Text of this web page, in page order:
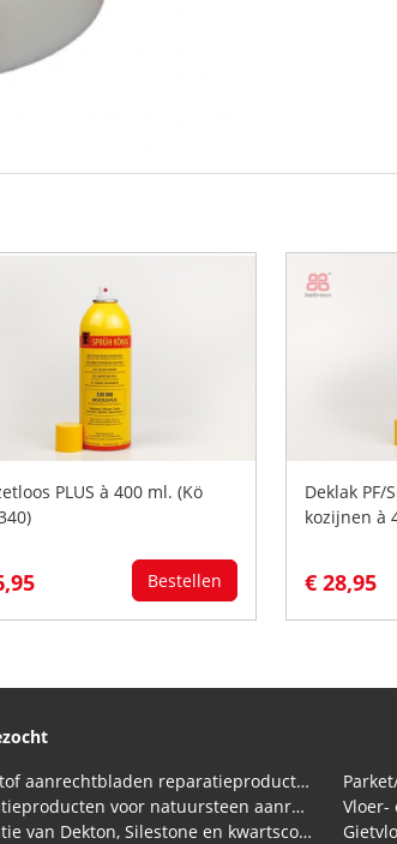
PLUS à 400 ml. (Kö
Bestellen
Deklak PF/
kozijnen à
€ 28,95
Kunststof aanrechtbladen reparatieproducten (HPL en Volkern)
Reparatieproducten voor natuursteen aanrechtblad
Reparatie van Dekton, Silestone en kwartscomposiet aanrechtbladen
Vloer-